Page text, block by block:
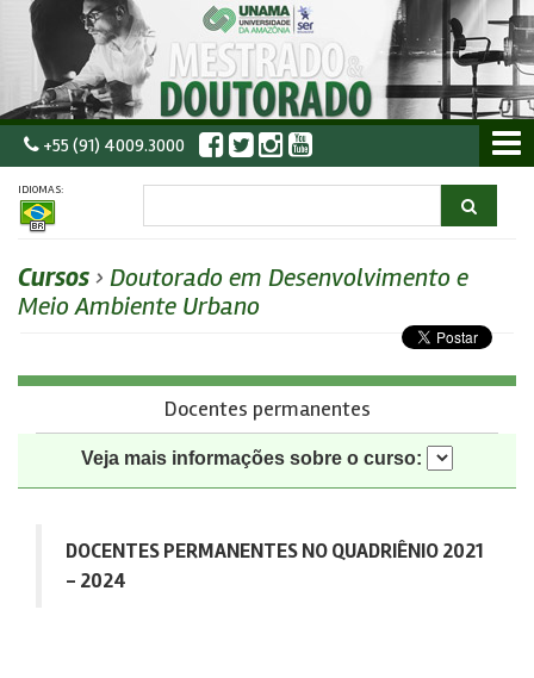
+55 (91) 4009.3000
IDIOMAS:
Cursos› Doutorado em Desenvolvimento e
Meio Ambiente Urbano
Docentes permanentes
Veja mais informações sobre o curso:
DOCENTES PERMANENTES NO QUADRIÊNIO 2021
- 2024